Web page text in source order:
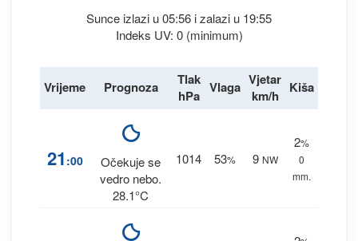
Sunce izlazi u 05:56 i zalazi u 19:55
Indeks UV: 0 (minimum)
Vrijeme Prognoza
Tlak
hPa Vlaga Vjetar
km/h
Kiša
21 :00
Očekuje se
vedro nebo.
28.1°C
1014 53% 9 NW
2%
0
mm.